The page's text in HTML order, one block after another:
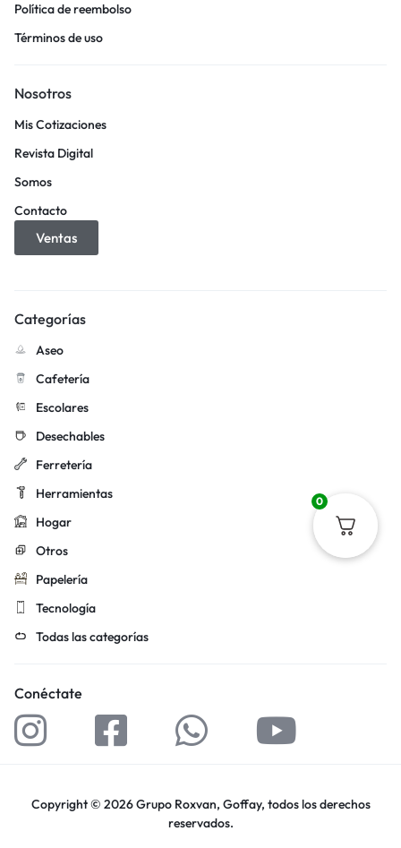
Política de reembolso
Términos de uso
Nosotros
Mis Cotizaciones
Revista Digital
Somos
Contacto
Ventas
Categorías
Aseo
Cafetería
Escolares
Desechables
Ferretería
Herramientas
Hogar
Otros
Papelería
Tecnología
Todas las categorías
Conéctate
Copyright © 2026 Grupo Roxvan, Goffay, todos los derechos
reservados.
0